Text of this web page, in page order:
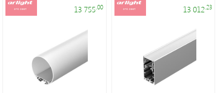
13 755 .00 13 012 .23